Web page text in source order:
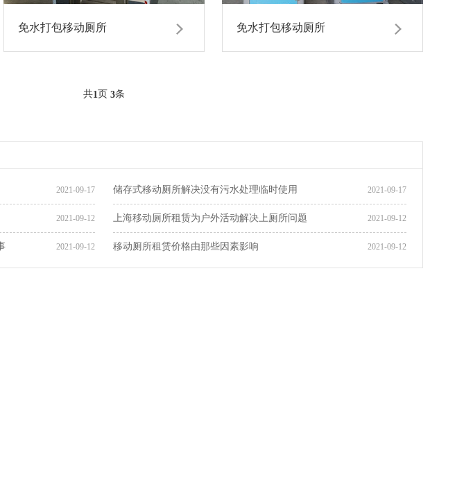
免水打包移动厕所 免水打包移动厕所
共1页 3条
2021-09-17 2021-09-17
储存式移动厕所解决没有污水处理临时使用
2021-09-12 2021-09-12
上海移动厕所租赁为户外活动解决上厕所问题
2021-09-12 2021-09-12
移动厕所租赁价格由那些因素影响